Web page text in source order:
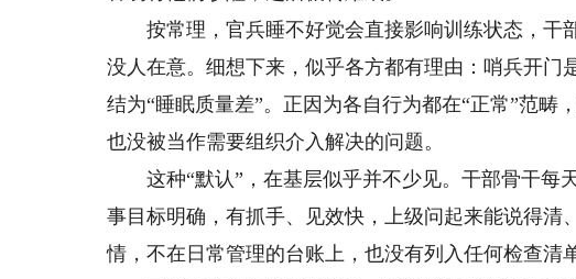
按常理，官兵睡不好觉会直接影响训练状态，干
没人在意。细想下来，似乎各方都有理由：哨兵开门
结为“睡眠质量差”。正因为各自行为都在“正常”范畴
也没被当作需要组织介入解决的问题。
这种“默认”，在基层似乎并不少见。干部骨干每
事目标明确，有抓手、见效快，上级问起来能说得清
情，不在日常管理的台账上，也没有列入任何检查清